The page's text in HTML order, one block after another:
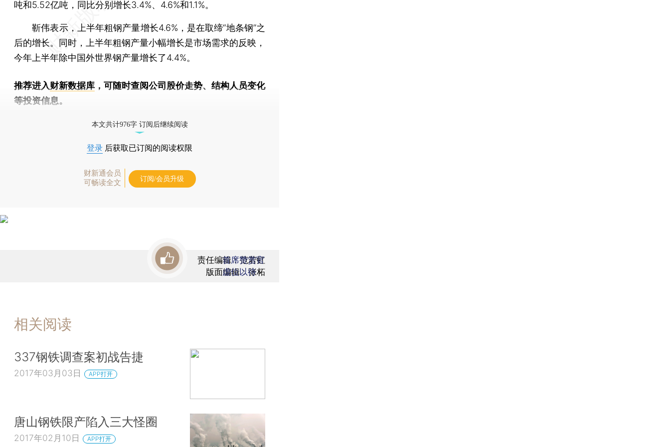
吨和5.52亿吨，同比分别增长3.4%、4.6%和1.1%。
靳伟表示，上半年粗钢产量增长4.6%，是在取缔“地条钢”之
后的增长。同时，上半年粗钢产量小幅增长是市场需求的反映，
今年上半年除中国外世界钢产量增长了4.4%。
推荐进入财新数据库 ，可随时查阅公司股价走势、结构人员变化
等投资信息。
本文共计976字 订阅后继续阅读
登录 后获取已订阅的阅读权限
财新通会员
可畅读全文
订阅/会员升级
责任编辑：范若虹
版面编辑：张柘
首席赞赏官
虚位以待
相关阅读
337钢铁调查案初战告捷
2017年03月03日 APP打开
唐山钢铁限产陷入三大怪圈
2017年02月10日 APP打开